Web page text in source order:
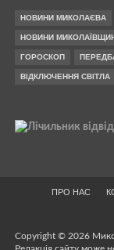
НОВИНИ МИКОЛАЄВА
НОВИНИ
ГОРОСКОП
ВІДКЛЮЧЕННЯ СВІТЛА
ПРО НАС
Copyright © 2026